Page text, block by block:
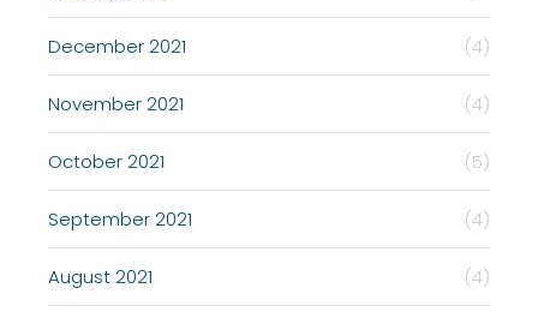
December 2021 (4)
November 2021 (4)
October 2021 (5)
September 2021 (4)
August 2021 (4)